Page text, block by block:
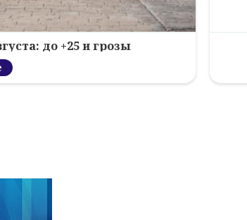
до +25 и грозы